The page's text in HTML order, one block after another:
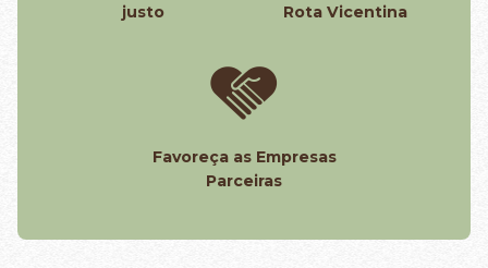
justo
Rota Vicentina
Favoreça as Empresas
Parceiras